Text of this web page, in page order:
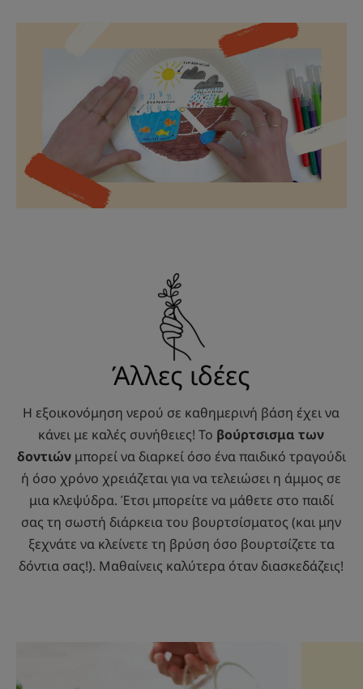
Άλλες ιδέες
Η εξοικονόμηση νερού σε καθημερινή βάση έχει να
κάνει με καλές συνήθειες! Το βούρτσισμα των
δοντιώνμπορεί να διαρκεί όσο ένα παιδικό τραγούδι
ή όσο χρόνο χρειάζεται για να τελειώσει η άμμος σε
μια κλεψύδρα. Έτσι μπορείτε να μάθετε στο παιδί
σας τη σωστή διάρκεια του βουρτσίσματος (και μην
ξεχνάτε να κλείνετε τη βρύση όσο βουρτσίζετε τα
δόντια σας!). Μαθαίνεις καλύτερα όταν διασκεδάζεις!